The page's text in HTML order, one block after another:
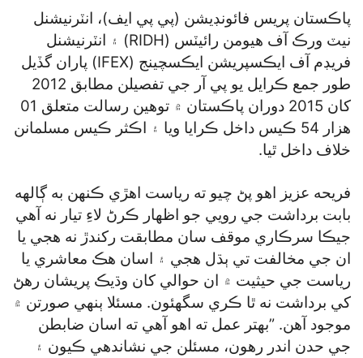
پاڪستان پريس فائونڊيشن (پي پي ايف)، انٽرنيشنل
نيٽ ورڪ آف هيومن رائيٽس (RIDH) ۽ انٽرنيشنل
فريڊم آف ايڪسپريشن ايڪسچينج (IFEX) پاران گڏيل
طور جمع ڪرايل يو پي آر جي تفصيلن مطابق 2012
کان 2015 دوران پاڪستان ۾ توهين رسالت متعلق 01
هزار 54 ڪيس داخل ڪرايا ويا ۽ اڪثر ڪيس مسلمانن
خلاف داخل ٿيا.
فريحه عزيز اهو پڻ چيو ته رياست اهڙي ڪنهن به ڳالهه
بابت برداشت جي رويي جو اظهار ڪرڻ لاءِ تيار نه آهي
جيڪا سرڪاري موقف سان مطابقت رکندڙ نه هجي يا
ان جي مخالفت تي ٻڌل هجي ۽ اسان هڪ معاشري يا
رياست جي حيثيت ۾ ان حوالي کان وڌيڪ پريشان رهڻ
کي برداشت نه ٿا ڪري سگھئون. مسئلا ٻنهي صورتن ۾
موجود آهن. ”بهتر عمل ته اهو آهي ته اسان ضابطن
جي حدن اندر رهون، مسئلن جي نشاندهي ڪيون ۽